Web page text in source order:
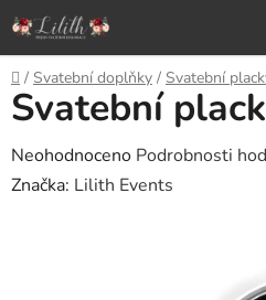
Přejít
na
obsah
Domů
/ Svatební doplňky / Svatební
Svatební
Průměrné
hodnocení
Neohodnoceno Podrobnosti
Značka: Lilith Events